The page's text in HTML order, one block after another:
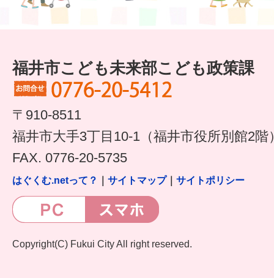
福井市こども未来部こども政策課
〒910-8511
福井市大手3丁目10-1（福井市役所別館2階
FAX. 0776-20-5735
はぐくむ.netって？ サイトマップ｜ サイトポリシー
Copyright(C) Fukui City All right reserved.
パパもママも子育て
ソーシャルメディア
すまいるサポート行事案内